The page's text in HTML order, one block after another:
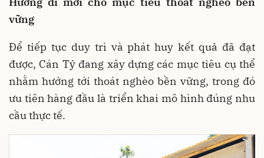
vững
Để tiếp tục duy trì và phát huy kết quả đã đạt
được, Cán Tỷ đang xây dựng các mục tiêu cụ thể
nhằm hướng tới thoát nghèo bền vững, trong đó
ưu tiên hàng đầu là triển khai mô hình đúng nhu
cầu thực tế.